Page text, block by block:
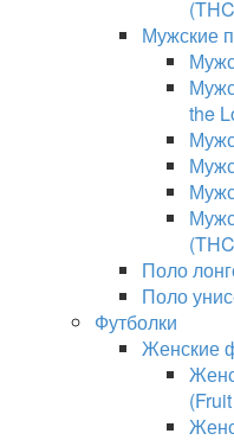
Мужские
the
Поло
Поло
Футболки
Женские